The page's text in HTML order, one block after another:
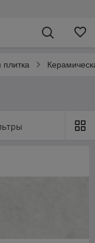
плитка